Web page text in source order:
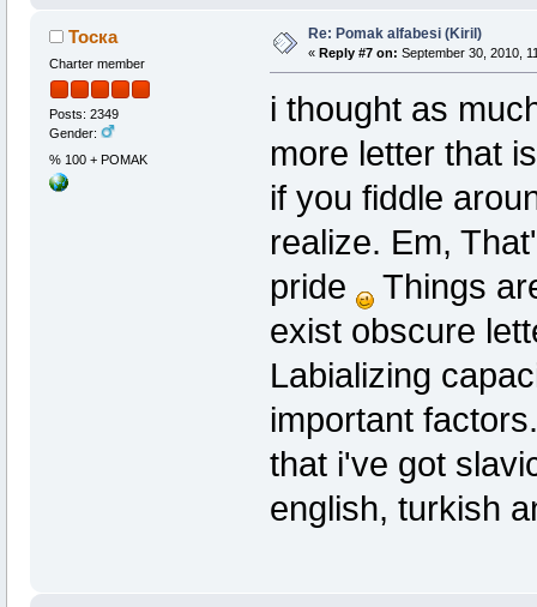
Тоска
Charter member
Posts: 2349
Gender:
% 100 + POMAK
Re: Pomak alfabesi (Kiril)
« Reply #7 on: September 30, 2010,
i thought as
more letter that
if you fiddle
realize. Em,
pride
Things
exist obscure
Labializing
important
that i've got
english, turkish